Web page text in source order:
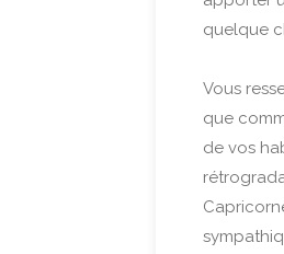
quelque
Vous
que
de vos